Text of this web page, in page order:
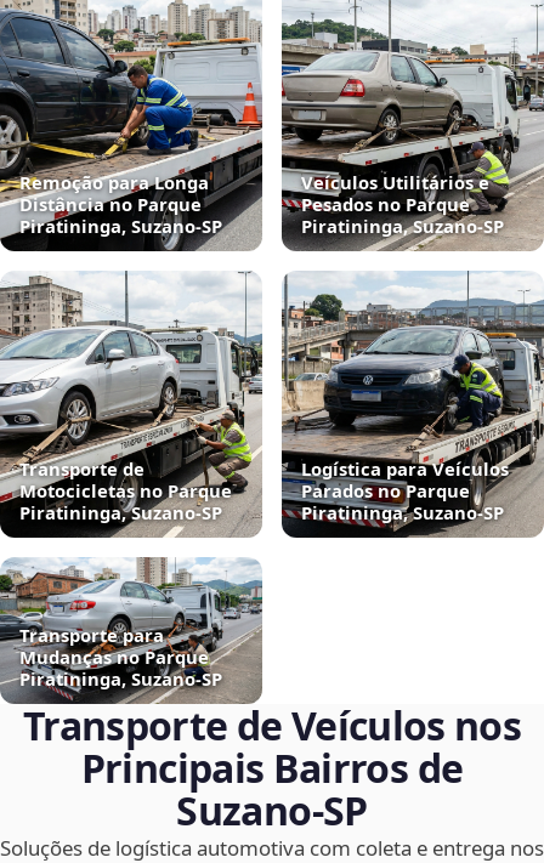
Remoção para Longa
Distância no Parque
Piratininga, Suzano‑SP
Veículos Utilitários e
Pesados no Parque
Piratininga, Suzano‑SP
Transporte de
Motocicletas no Parque
Piratininga, Suzano‑SP
Logística para Veículos
Parados no Parque
Piratininga, Suzano‑SP
Transporte para
Mudanças no Parque
Piratininga, Suzano‑SP
Transporte de Veículos nos
Principais Bairros de
Suzano‑SP
Soluções de logística automotiva com coleta e entrega nos